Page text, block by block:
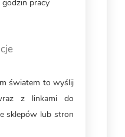
pracy
światem to wyślij
z linkami do
sklepów lub stron